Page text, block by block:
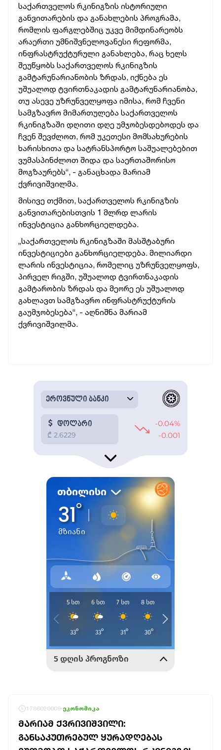
საქართველოს რკინიგზის ისტორიული
განვითარების და განახლების პროგრამა,
რომლის ფარგლებშიც უკვე მიმდინარეობს
არაერთი უმნიშვნელოვანესი რეფორმა,
ინფრასტრუქტურული განახლება, რაც ხელს
შეუწყობს საქართველოს რკინიგზის
გამტარუნარიანობის ზრდას, იქნება ეს
უშუალოდ ტვირთნაკადის გამტარუნარიანობა,
თუ ასევე უზრუნველყოფა იმისა, რომ ჩვენი
სამგზავრო მიმართულება საქართველოს
რკინიგზაში დღითი დღე უმჯობესდებოდეს და
ჩვენ შევძლოთ, რომ უკეთესი მომსახურების
ხარისხითა და სატრანსპორტო საშუალებებით
ვუმასპინძლოთ შიდა და საერთაშორისო
მოგზაურებს“, - განაცხადა მარიამ
ქვრივიშვილმა.
მისივე თქმით, საქართველოს რკინიგზის
განვითარებისთვის 1 მლრდ ლარის
ინვესტიცია განხორციელდება.
„საქართველოს რკინიგზაში მასშტაბური
ინვესტიციები განხორციელდება. მილიარდი
ლარის ინვესტიცია, რომელიც უზრუნველყოფს,
პირველ რიგში, უშუალოდ ტვირთნაკადის
გამტარობის ზრდას და მეორე ეს უშუალოდ
გახლავთ სამგზავრო ინფრასტრუქტურის
გაუმჯობესება“, - აღნიშნა მარიამ
ქვრივიშვილმა.
1786020009 ეკონომიკა
ᲛᲐᲠᲘᲐᲛ ᲥᲕᲠᲘᲕᲘᲨᲕᲘᲚᲘ:
ᲒᲐᲜᲡᲐᲙᲣᲗᲠᲔᲑᲣᲚ ᲧᲣᲠᲐᲓᲦᲔᲑᲐᲡ